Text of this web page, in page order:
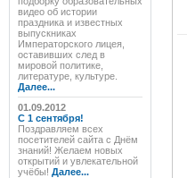
видео об истории
праздника и известных
выпускниках
Императорского лицея,
оставивших след в
мировой политике,
литературе, культуре.
Далее...
01.09.2012
C 1 сентября!
Поздравляем всех
посетителей сайта с Днём
знаний! Желаем новых
открытий и увлекательной
учёбы! Далее...